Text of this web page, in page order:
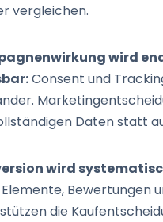
vergleichen.
wird
Consent und
Daten statt
wird
Bewertungen
die